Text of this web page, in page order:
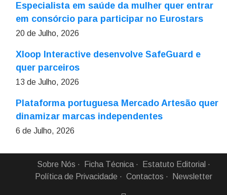
Especialista em saúde da mulher quer entrar
em consórcio para participar no Eurostars
20 de Julho, 2026
Xloop Interactive desenvolve SafeGuard e
quer parceiros
13 de Julho, 2026
Plataforma portuguesa Mercado Artesão quer
dinamizar marcas independentes
6 de Julho, 2026
Sobre Nós Ficha Técnica
Estatuto Editorial
Política de Privacidade
Contactos Newsletter